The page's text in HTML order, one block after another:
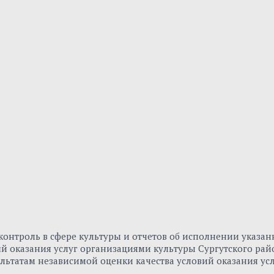
в сфере культуры и отчетов об исполнении
оказания услуг организациями культуры Сургутского
независимой оценки качества условий оказания